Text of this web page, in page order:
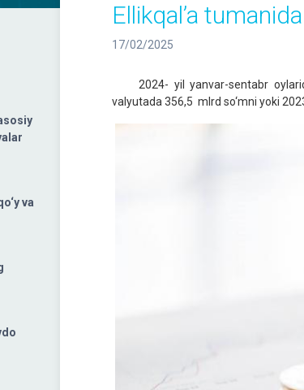
va
Ellikqal’a
17/02/2025
2024- yil yanvar-sentabr
valyutada 356,5 mlrd so‘mni yoki